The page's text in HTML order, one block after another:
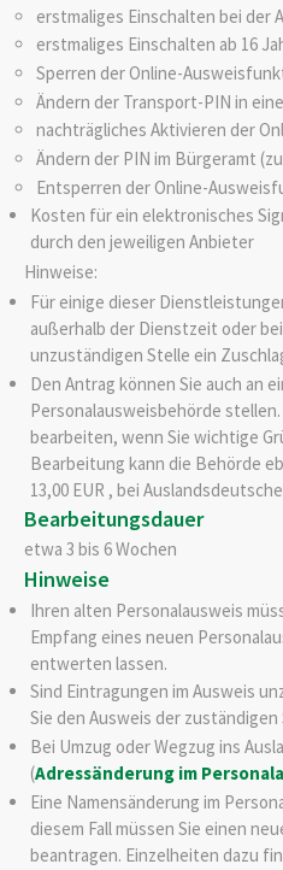
erstmaliges Einschalten bei der
erstmaliges Einschalten ab 16
Sperren der Online-
Ändern der Transport-PIN in
nachträgliches Aktivieren der
Ändern der PIN im Bürgeramt
Entsperren der Online-
Kosten für ein elektronisches
durch den jeweiligen Anbieter
Hinweise:
Für einige dieser
außerhalb der Dienstzeit oder
unzuständigen Stelle ein
Den Antrag können Sie auch an
Personalausweisbehörde
bearbeiten, wenn Sie wichtige
Bearbeitung kann die Behörde
13,00 EUR , bei
Bearbeitungsdauer
etwa 3 bis 6 Wochen
Hinweise
Ihren alten Personalausweis
Empfang eines neuen
entwerten lassen.
Sind Eintragungen im Ausweis
Sie den Ausweis der
Bei Umzug oder Wegzug ins
(Adressänderung im
Eine Namensänderung im
diesem Fall müssen Sie einen
beantragen. Einzelheiten dazu